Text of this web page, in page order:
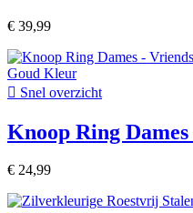
€ 39,99
 Snel overzicht
Knoop Ring Dames
€ 24,99